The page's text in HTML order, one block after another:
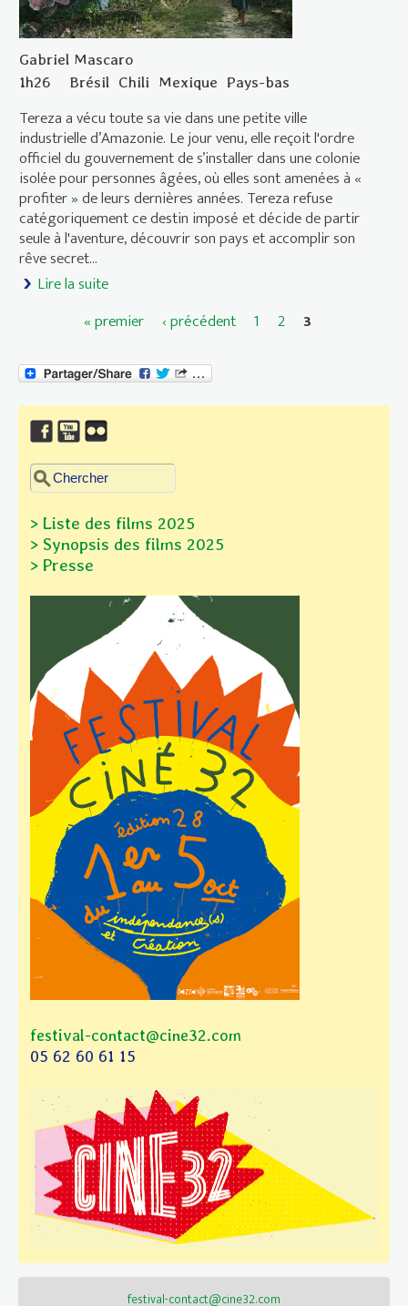
Gabriel Mascaro
1h26
Brésil Chili Mexique Pays-bas
Tereza a vécu toute sa vie dans une petite ville
industrielle d’Amazonie. Le jour venu, elle reçoit l'ordre
officiel du gouvernement de s’installer dans une colonie
isolée pour personnes âgées, où elles sont amenées à «
profiter » de leurs dernières années. Tereza refuse
catégoriquement ce destin imposé et décide de partir
seule à l'aventure, découvrir son pays et accomplir son
rêve secret…
Lire la suite
« premier ‹ précédent 1 2 3
Formulaire de recherche
Chercher dans ce site
> Liste des films 2025
> Synopsis des films 2025
> Presse
festival-contact@cine32.com
05 62 60 61 15
festival-contact@cine32.com